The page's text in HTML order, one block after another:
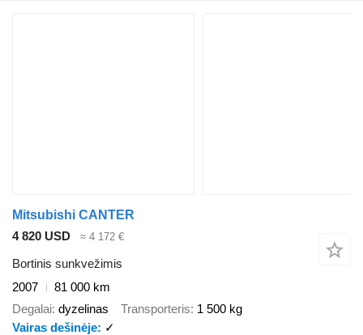
Mitsubishi CANTER
4 820 USD
≈ 4 172 €
Bortinis sunkvežimis
2007
81 000 km
Degalai dyzelinas Transporteris 1 500 kg
Vairas dešinėje
✓